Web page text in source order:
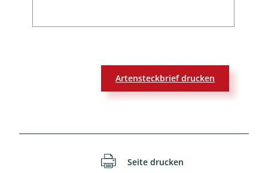
Artensteckbrief drucken
Seite drucken